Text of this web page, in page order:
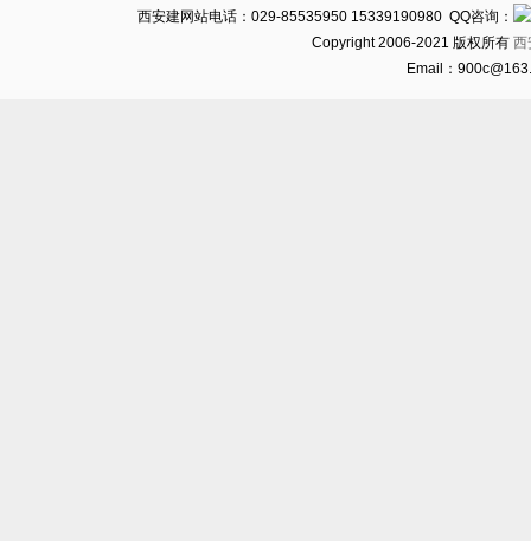
西安建网站电话：029-85535950 15339190980 QQ咨询：
Copyright 2006-2021 版权所有 西
Email：